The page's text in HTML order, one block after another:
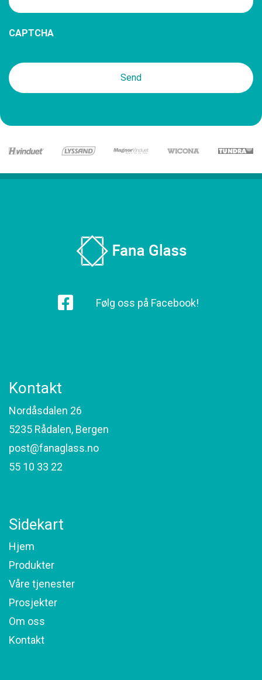
CAPTCHA
Følg oss på Facebook!
Kontakt
Nordåsdalen 26
5235 Rådalen, Bergen
post@fanaglass.no
55 10 33 22
Sidekart
Hjem
Produkter
Våre tjenester
Prosjekter
Om oss
Kontakt